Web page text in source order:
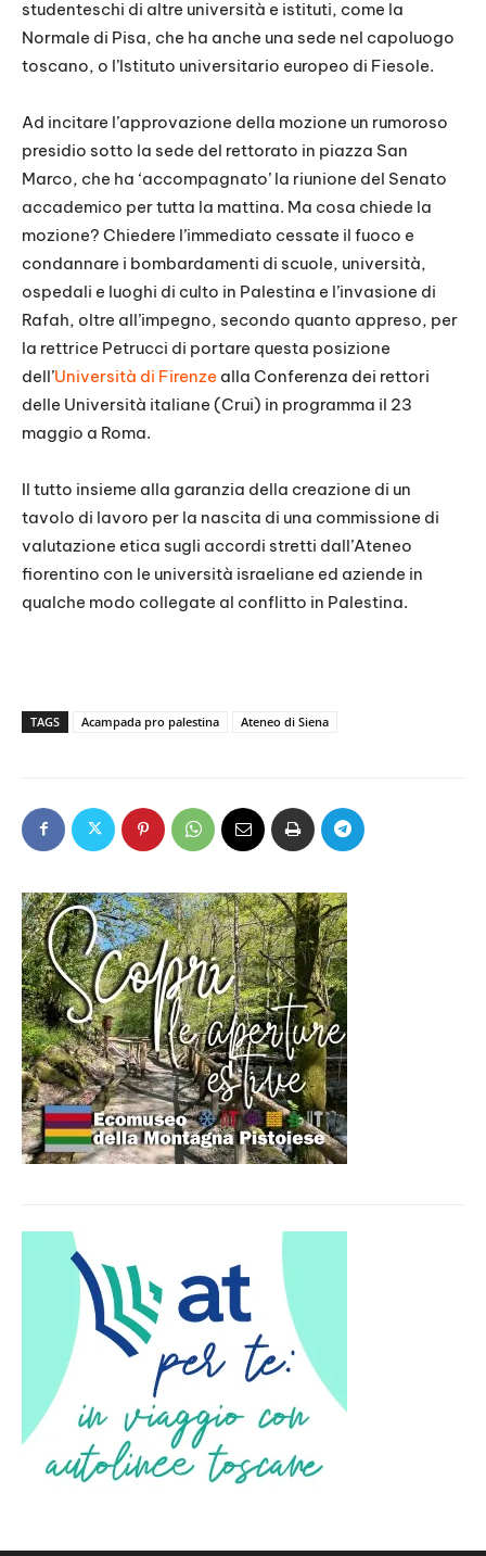
studenteschi di altre università e istituti, come la
Normale di Pisa, che ha anche una sede nel capoluogo
toscano, o l’Istituto universitario europeo di Fiesole.
Ad incitare l’approvazione della mozione un rumoroso
presidio sotto la sede del rettorato in piazza San
Marco, che ha ‘accompagnato’ la riunione del Senato
accademico per tutta la mattina. Ma cosa chiede la
mozione? Chiedere l’immediato cessate il fuoco e
condannare i bombardamenti di scuole, università,
ospedali e luoghi di culto in Palestina e l’invasione di
Rafah, oltre all’impegno, secondo quanto appreso, per
la rettrice Petrucci di portare questa posizione
dell’Università di Firenze alla Conferenza dei rettori
delle Università italiane (Crui) in programma il 23
maggio a Roma.
Il tutto insieme alla garanzia della creazione di un
tavolo di lavoro per la nascita di una commissione di
valutazione etica sugli accordi stretti dall’Ateneo
fiorentino con le università israeliane ed aziende in
qualche modo collegate al conflitto in Palestina.
TAGS Acampada pro palestina Ateneo di Siena